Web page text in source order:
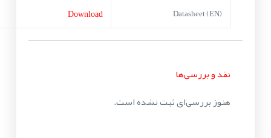
Datasheet (EN)
Download
نقد و بررسی‌ها
هنوز بررسی‌ای ثبت نشده است.